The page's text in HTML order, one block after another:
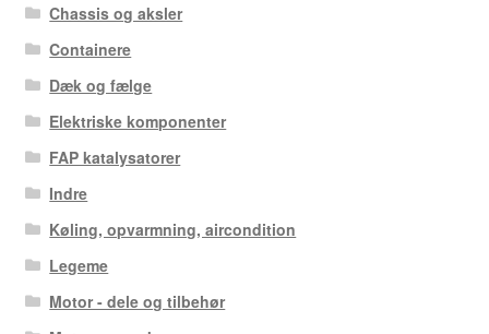
Chassis og aksler
Containere
Dæk og fælge
Elektriske komponenter
FAP katalysatorer
Indre
Køling, opvarmning, aircondition
Legeme
Motor - dele og tilbehør